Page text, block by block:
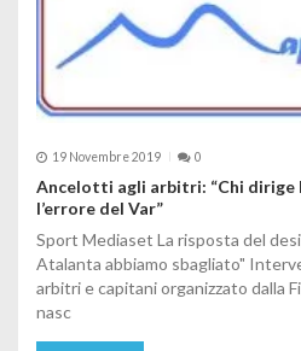
19 Novembre 2019 0
Ancelotti agli arbitri: “Chi dirige
l’errore del Var”
Sport Mediaset La risposta del
Atalanta abbiamo sbagliato"
arbitri e capitani organizzato dalla
nasc